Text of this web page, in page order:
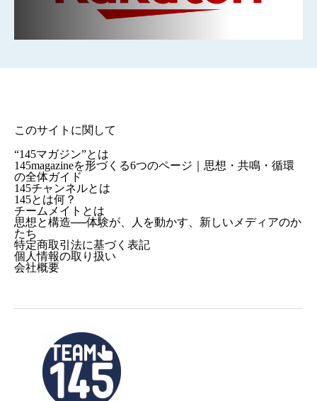
このサイトに関して
“145マガジン”とは
145magazineを形づくる6つのページ｜思想・共鳴・循環
の全体ガイド
145チャンネルとは
145とは何？
チームメイトとは
思想と構造──体験が、人を動かす、新しいメディアのか
たち
特定商取引法に基づく表記
個人情報の取り扱い
会社概要